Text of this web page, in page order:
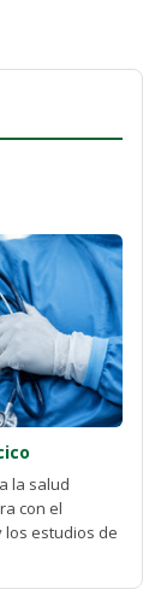
la salud
con el
los estudios de